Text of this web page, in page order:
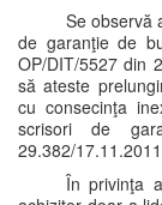
Se observă
de garanţie de
OP/DIT/5527 din
să ateste
cu consecinţa
scrisori de
29.382/
În privinţa